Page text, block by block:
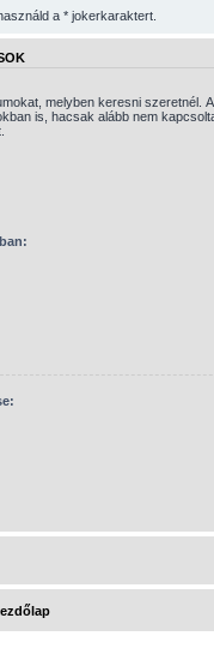
a * jokerkaraktert.
melyben keresni szeretnél.
is, hacsak alább nem